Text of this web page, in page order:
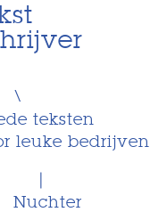
\
teksten
leuke bedrijven
Nuchter